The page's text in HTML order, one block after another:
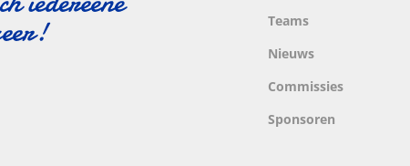
Teams
Nieuws
Commissies
Sponsoren